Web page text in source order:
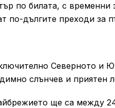
по билата, с временни
по-дългите преходи за
Северното и
слънчев и приятен
ще са между